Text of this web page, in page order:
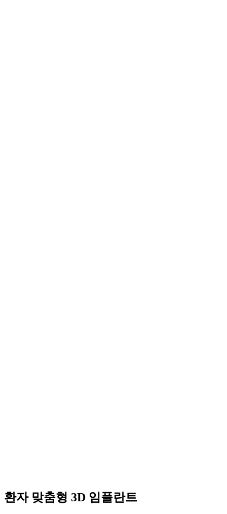
환자 맞춤형 3D 임플란트